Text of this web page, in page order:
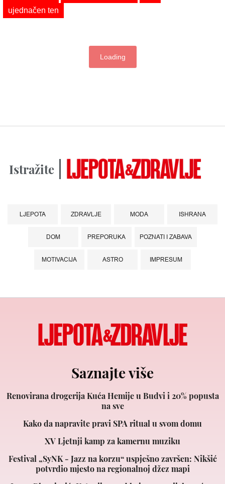
ujednačen ten
Loading
Istražite
LJEPOTA ZDRAVLJE MODA ISHRANA
DOM PREPORUKA POZNATI I ZABAVA
MOTIVACIJA ASTRO IMPRESUM
Saznajte više
Renovirana drogerija Kuća Hemije u Budvi i 20% popusta
na sve
Kako da napravite pravi SPA ritual u svom domu
XV Ljetnji kamp za kamernu muziku
Festival „SyNK - Jazz na korzu“ uspješno završen: Nikšić
potvrdio mjesto na regionalnoj džez mapi